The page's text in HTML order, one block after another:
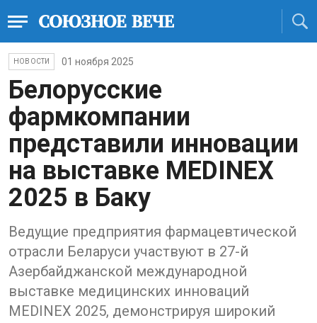
НОВОСТИ 01 ноября 2025
Белорусские
фармкомпании
представили инновации
на выставке MEDINEX
2025 в Баку
Ведущие предприятия фармацевтической
отрасли Беларуси участвуют в 27-й
Азербайджанской международной
выставке медицинских инноваций
MEDINEX 2025, демонстрируя широкий